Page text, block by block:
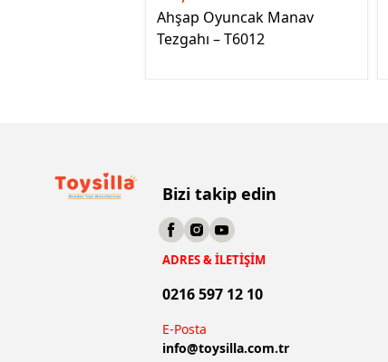
Ahşap Oyuncak Manav
Tezgahı – T6012
Bizi takip edin
ADRES & İLETİŞİM
0216 597 12 10
E-Posta
info@toysilla.com.tr